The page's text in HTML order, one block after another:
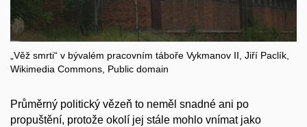
„Věž smrti“ v bývalém pracovním táboře Vykmanov II, Jiří Paclík,
Wikimedia Commons, Public domain
Průměrný politický vězeň to neměl snadné ani po
propuštění, protože okolí jej stále mohlo vnímat jako